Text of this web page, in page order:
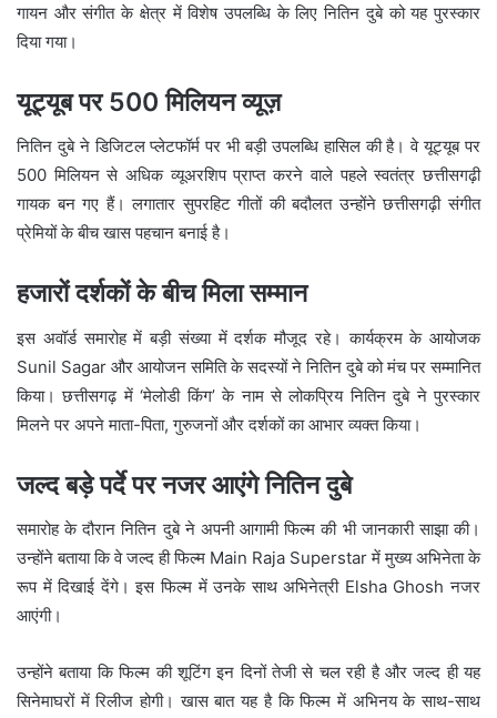
गायन और संगीत के क्षेत्र में विशेष उपलब्धि के लिए नितिन दुबे को यह पुरस्कार
दिया गया।
यूट्यूब पर 500 मिलियन व्यूज़
नितिन दुबे ने डिजिटल प्लेटफॉर्म पर भी बड़ी उपलब्धि हासिल की है। वे यूट्यूब पर
500 मिलियन से अधिक व्यूअरशिप प्राप्त करने वाले पहले स्वतंत्र छत्तीसगढ़ी
गायक बन गए हैं। लगातार सुपरहिट गीतों की बदौलत उन्होंने छत्तीसगढ़ी संगीत
प्रेमियों के बीच खास पहचान बनाई है।
हजारों दर्शकों के बीच मिला सम्मान
इस अवॉर्ड समारोह में बड़ी संख्या में दर्शक मौजूद रहे। कार्यक्रम के आयोजक
Sunil Sagar और आयोजन समिति के सदस्यों ने नितिन दुबे को मंच पर सम्मानित
किया। छत्तीसगढ़ में ‘मेलोडी किंग’ के नाम से लोकप्रिय नितिन दुबे ने पुरस्कार
मिलने पर अपने माता-पिता, गुरुजनों और दर्शकों का आभार व्यक्त किया।
जल्द बड़े पर्दे पर नजर आएंगे नितिन दुबे
समारोह के दौरान नितिन दुबे ने अपनी आगामी फिल्म की भी जानकारी साझा की।
उन्होंने बताया कि वे जल्द ही फिल्म Main Raja Superstarमें मुख्य अभिनेता के
रूप में दिखाई देंगे। इस फिल्म में उनके साथ अभिनेत्री Elsha Ghosh नजर
आएंगी।
उन्होंने बताया कि फिल्म की शूटिंग इन दिनों तेजी से चल रही है और जल्द ही यह
सिनेमाघरों में रिलीज होगी। खास बात यह है कि फिल्म में अभिनय के साथ-साथ